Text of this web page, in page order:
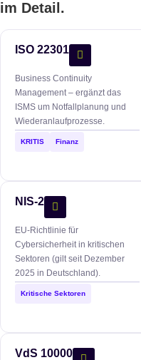
im Detail.
ISO 22301
Business Continuity
Management – ergänzt das
ISMS um Notfallplanung und
Wiederanlaufprozesse.
KRITIS Finanz
NIS-2
EU-Richtlinie für
Cybersicherheit in kritischen
Sektoren (gilt seit Dezember
2025 in Deutschland).
Kritische Sektoren
VdS 10000